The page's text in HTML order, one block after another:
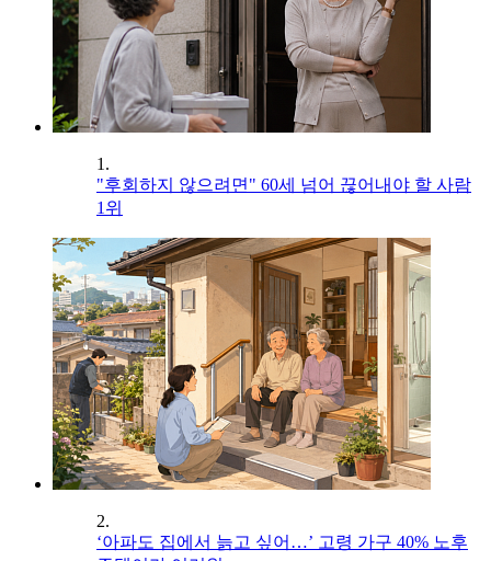
1.
"후회하지 않으려면" 60세 넘어 끊어내야 할 사람
1위
2.
‘아파도 집에서 늙고 싶어…’ 고령 가구 40% 노후